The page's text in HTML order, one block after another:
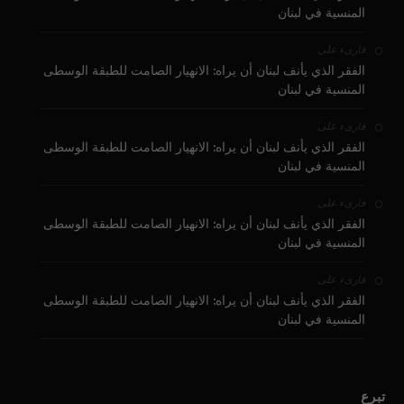
المنسية في لبنان
قارىء على
الفقر الذي يأنف لبنان أن يراه: الانهيار الصامت للطبقة الوسطى
المنسية في لبنان
قارىء على
الفقر الذي يأنف لبنان أن يراه: الانهيار الصامت للطبقة الوسطى
المنسية في لبنان
قارىء على
الفقر الذي يأنف لبنان أن يراه: الانهيار الصامت للطبقة الوسطى
المنسية في لبنان
قارىء على
الفقر الذي يأنف لبنان أن يراه: الانهيار الصامت للطبقة الوسطى
المنسية في لبنان
تبرع